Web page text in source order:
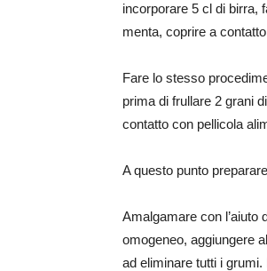
incorporare 5 cl di birra,
menta, coprire a
Fare lo stesso
prima di frullare 2 grani
contatto con pellicola
A questo punto
Amalgamare con l’aiuto
omogeneo, aggiungere
ad eliminare tutti i